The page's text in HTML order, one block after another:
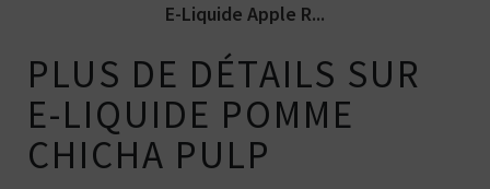
E-Liquide Apple R...
PLUS DE DÉTAILS SUR
E-LIQUIDE POMME
CHICHA PULP